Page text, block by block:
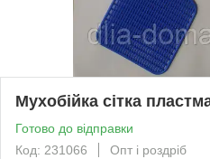
Мухобійка сітка
Готово до відправки
Код: 231066
Опт і роздріб